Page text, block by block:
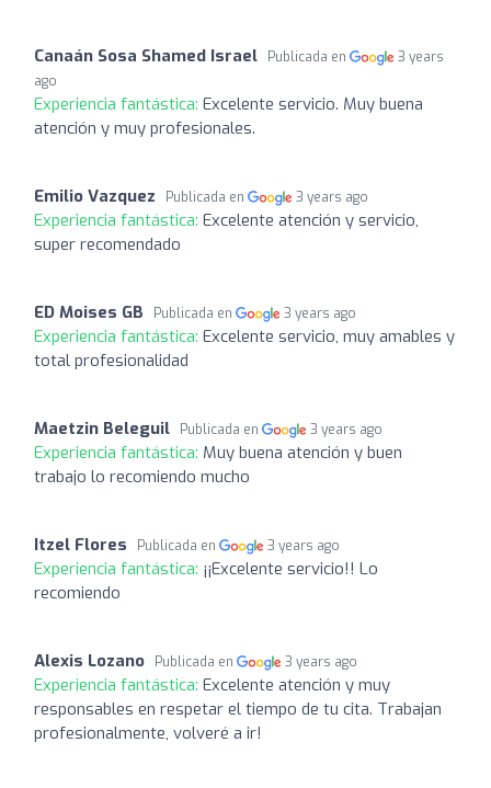
Canaán Sosa Shamed Israel Publicada en
3 years
ago
Experiencia fantástica: Excelente servicio. Muy buena
atención y muy profesionales.
Emilio Vazquez Publicada en 3 years ago
Experiencia fantástica: Excelente atención y servicio,
super recomendado
ED Moises GB Publicada en 3 years ago
Experiencia fantástica: Excelente servicio, muy amables y
total profesionalidad
Maetzin Beleguil Publicada en 3 years ago
Experiencia fantástica: Muy buena atención y buen
trabajo lo recomiendo mucho
Itzel Flores Publicada en 3 years ago
Experiencia fantástica: ¡¡Excelente servicio!! Lo
recomiendo
Alexis Lozano Publicada en 3 years ago
Experiencia fantástica: Excelente atención y muy
responsables en respetar el tiempo de tu cita. Trabajan
profesionalmente, volveré a ir!